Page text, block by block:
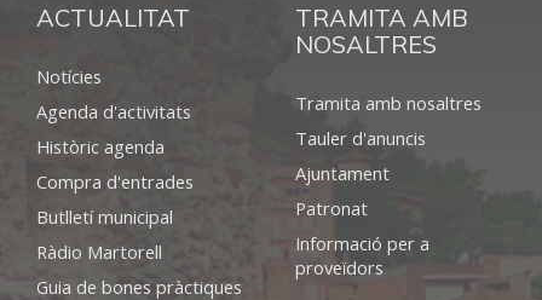
ACTUALITAT
Notícies
Agenda d'activitats
Històric agenda
Compra d'entrades
Butlletí municipal
Ràdio Martorell
Guia de bones pràctiques
TRAMITA AMB
NOSALTRES
Tramita amb nosaltres
Tauler d'anuncis
Ajuntament
Patronat
Informació per a
proveïdors